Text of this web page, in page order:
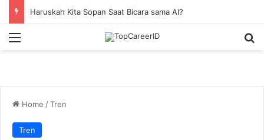
Haruskah Kita Sopan Saat Bicara sama AI?
Menu
Home /Tren
Tren